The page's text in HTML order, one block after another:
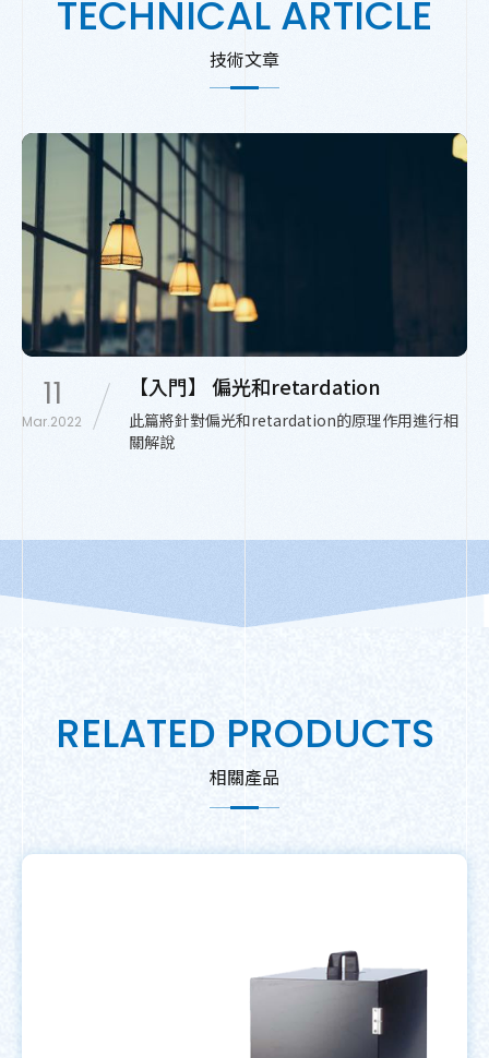
TECHNICAL ARTICLE
技術文章
11
Mar.2022
【入門】 偏光和retardation
此篇將針對偏光和retardation的原理作用進行相
關解說
RELATED PRODUCTS
相關產品